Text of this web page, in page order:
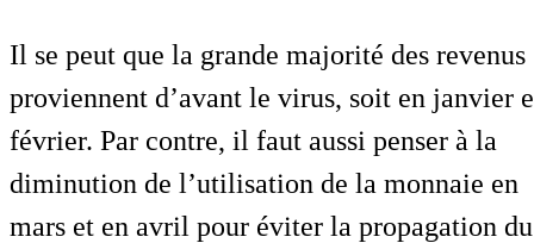
Il se peut que la grande majorité des revenus
proviennent d’avant le virus, soit en janvier
février. Par contre, il faut aussi penser à la
diminution de l’utilisation de la monnaie en
mars et en avril pour éviter la propagation du